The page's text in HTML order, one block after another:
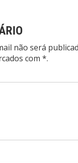
não será
com *.